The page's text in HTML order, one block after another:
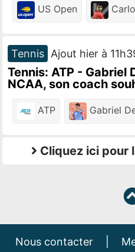
US Open
Tennis Ajout hier à
Tennis: ATP - Gabriel
NCAA, son coach
ATP Gabriel
Cliquez ici pour
Nous contacter